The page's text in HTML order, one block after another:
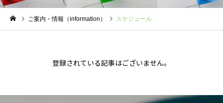
小児科
弱視スクリーニング検査
お役立ち情報
尿で、がんリスク検査
ご案内・情報（information） スケジュール
登録されている記事はございません。